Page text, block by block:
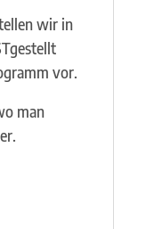
wir in
vor.
man